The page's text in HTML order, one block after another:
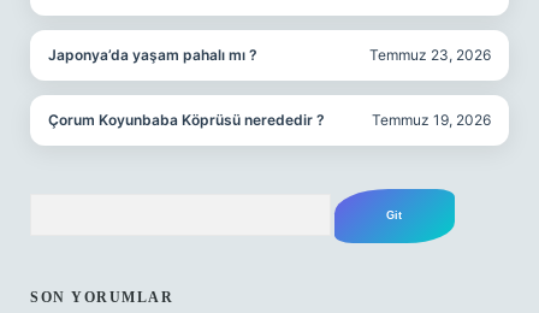
Japonya’da yaşam pahalı mı ? Temmuz 23, 2026
Çorum Koyunbaba Köprüsü nerededir ? Temmuz 19, 2026
SON YORUMLAR